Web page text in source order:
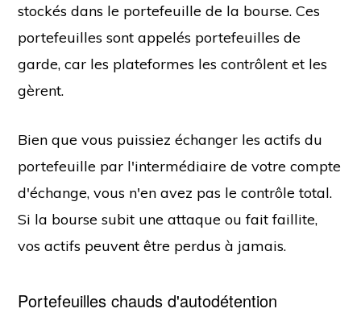
stockés dans le portefeuille de la bourse. Ces
portefeuilles sont appelés portefeuilles de
garde, car les plateformes les contrôlent et les
gèrent.
Bien que vous puissiez échanger les actifs du
portefeuille par l'intermédiaire de votre compte
d'échange, vous n'en avez pas le contrôle total.
Si la bourse subit une attaque ou fait faillite,
vos actifs peuvent être perdus à jamais.
Portefeuilles chauds d'autodétention